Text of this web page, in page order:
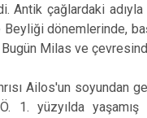
Antik çağlardaki adıyla
dönemlerinde,
Milas ve
Ailos'un soyundan
1. yüzyılda